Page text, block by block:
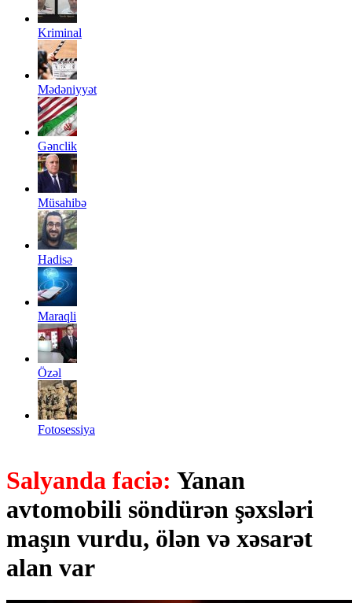
Kriminal
Mədəniyyət
Gənclik
Müsahibə
Hadisə
Maraqli
Özəl
Fotosessiya
Salyanda faciə: Yanan
avtomobili söndürən şəxsləri
maşın vurdu, ölən və xəsarət
alan var